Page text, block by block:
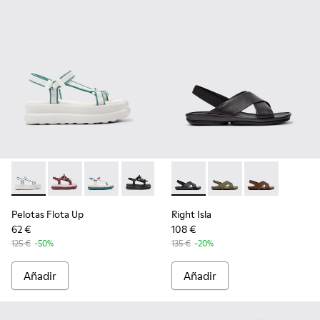
Pelotas Flota Up - K201726-008 - Sandalias textiles blancas
Pelotas Flota Up - K201726-014
Pelotas Flota Up - K201726-013
Pelotas Flota Up - K201726-012
Pelotas Flota Up - K201726-005
Pelotas Flota Up -
Pelotas Flota Up
Pelotas Flota Up
62 €
125 € -50%
Añadir
Right Isla - K201926-005 -
Right Isla - K201926-
Right Isla -
Right Isla
108 €
135 € -20%
Añadir